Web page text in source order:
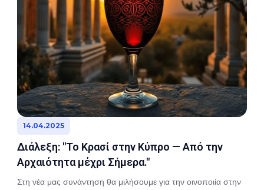
14.04.2025
Διάλεξη: "Το Κρασί στην Κύπρο — Από την
Αρχαιότητα μέχρι Σήμερα."
Στη νέα μας συνάντηση θα μιλήσουμε για την οινοποιία στην